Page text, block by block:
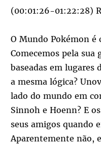
(00:01:26-01:22:28)
O Mundo Pokémon é
Comecemos pela sua
baseadas em lugares
a mesma lógica?
lado do mundo em
Sinnoh e Hoenn? E
seus amigos quando
Aparentemente não,